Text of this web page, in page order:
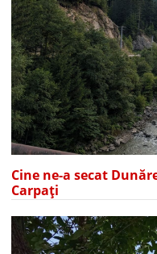
Cine ne-a secat
Carpați